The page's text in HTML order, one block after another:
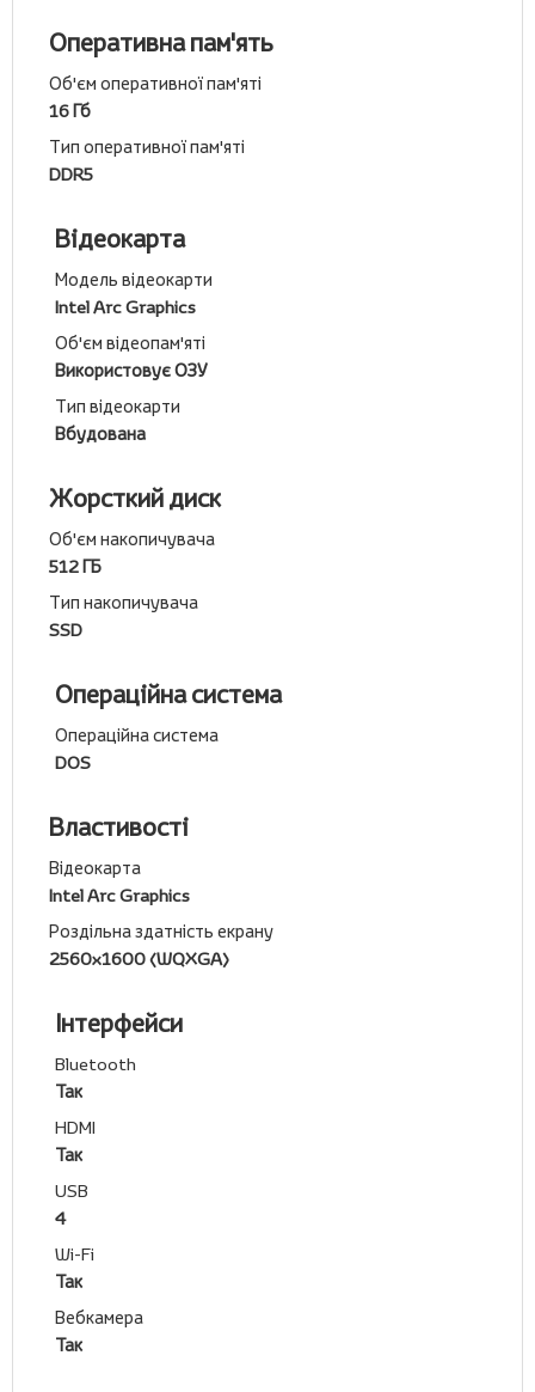
Оперативна пам'ять
Об'єм оперативної пам'яті
16 Гб
Тип оперативної пам'яті
DDR5
Відеокарта
Модель відеокарти
Intel Arc Graphics
Об'єм відеопам'яті
Використовує ОЗУ
Тип відеокарти
Вбудована
Жорсткий диск
Об'єм накопичувача
512 ГБ
Тип накопичувача
SSD
Операційна система
Операційна система
DOS
Властивості
Відеокарта
Intel Arc Graphics
Роздільна здатність екрану
2560x1600 (WQXGA)
Інтерфейси
Bluetooth
Так
HDMI
Так
USB
4
Wi-Fi
Так
Вебкамера
Так